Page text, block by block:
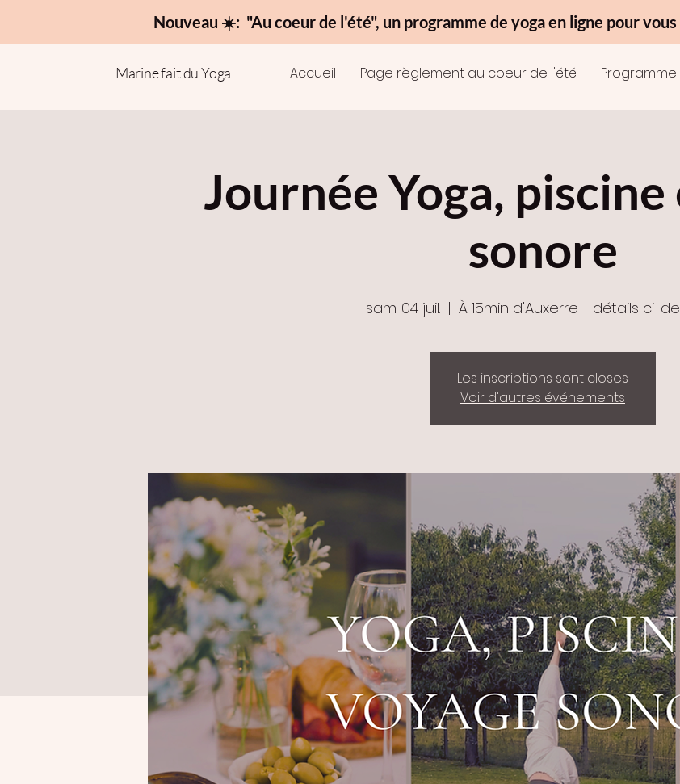
Nouveau ☀️: "Au coeur de l'été", un programme de yoga en ligne pour
Marine fait du Yoga Accueil Page règlement au coeur de l'été
Journée Yoga,
sonore
sam. 04 juil.
  |
À 15min d'Auxerre - détails ci-
Les inscriptions sont closes
Voir d'autres événements